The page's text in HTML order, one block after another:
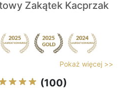
Zakątek Kacprzak
Pokaż więcej >>
(100)